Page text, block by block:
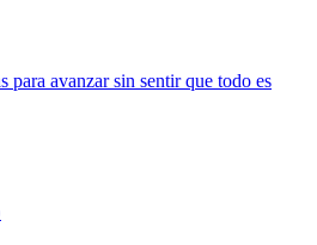
para avanzar sin sentir que todo es